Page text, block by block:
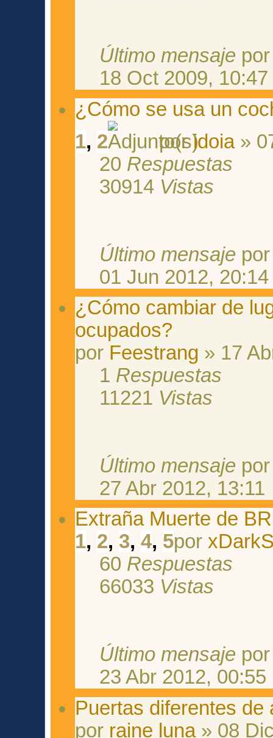
Último mensaje
18 Oct 2009, 10:47
¿Cómo se usa un
1, 2 poridoia»
20 Respuestas
30914 Vistas
Último mensaje
01 Jun 2012, 20:14
¿Cómo cambiar de
ocupados?
por Feestrang » 17
1 Respuestas
11221 Vistas
Último mensaje
27 Abr 2012, 13:11
Extraña Muerte de
1, 2, 3,4, 5por
60 Respuestas
66033 Vistas
Último mensaje
23 Abr 2012, 00:55
Puertas diferentes de
por raine luna» 08